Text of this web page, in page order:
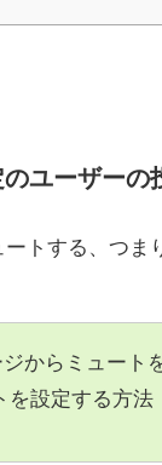
ユーザーの
トする、つ
からミュート
を設定する方法